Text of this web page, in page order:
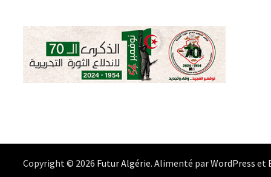
Copyright © 2026 Futur Algérie. Alimenté parWordPress et